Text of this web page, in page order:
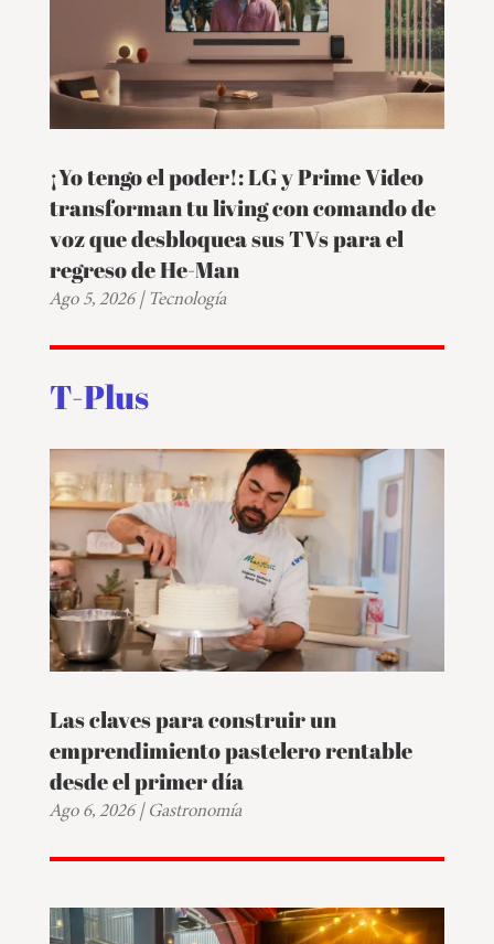
¡Yo tengo el poder!: LG y Prime Video
transforman tu living con comando de
voz que desbloquea sus TVs para el
regreso de He-Man
Ago 5, 2026|Tecnología
T-Plus
Las claves para construir un
emprendimiento pastelero rentable
desde el primer día
Ago 6, 2026|Gastronomía